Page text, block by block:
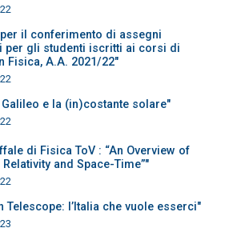
il conferimento di assegni
per gli studenti iscritti ai corsi di
Fisica, A.A. 2021/22"
Galileo e la (in)costante solare"
di Fisica ToV : “An Overview of
Relativity and Space-Time”"
Telescope: l’Italia che vuole esserci"